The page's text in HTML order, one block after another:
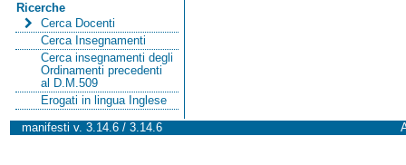
Ricerche
Cerca Docenti
Cerca Insegnamenti
Cerca insegnamenti degli
Ordinamenti precedenti
al D.M.509
Erogati in lingua Inglese
manifesti v. 3.14.6 / 3.14.6